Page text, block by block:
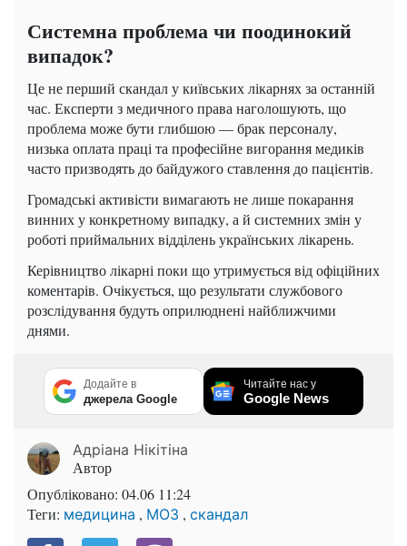
Системна проблема чи поодинокий
випадок?
Це не перший скандал у київських лікарнях за останній
час. Експерти з медичного права наголошують, що
проблема може бути глибшою — брак персоналу,
низька оплата праці та професійне вигорання медиків
часто призводять до байдужого ставлення до пацієнтів.
Громадські активісти вимагають не лише покарання
винних у конкретному випадку, а й системних змін у
роботі приймальних відділень українських лікарень.
Керівництво лікарні поки що утримується від офіційних
коментарів. Очікується, що результати службового
розслідування будуть оприлюднені найближчими
днями.
Додайте в
джерела Google
Читайте нас у
Google News
Адріана Нікітіна
Автор
Опубліковано: 04.06 11:24
Теги: медицина , МОЗ , скандал